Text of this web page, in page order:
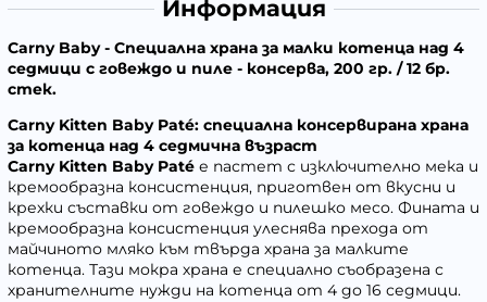
Информация
Carny Baby - Специална храна за малки котенца над 4
седмици с говеждо и пиле - консерва, 200 гр. / 12 бр.
стек.
Carny Kitten Baby Paté: специална консервирана храна
за котенца над 4 седмична възраст
Carny Kitten Baby Paté е пастет с изключително мека и
кремообразна консистенция, приготвен от вкусни и
крехки съставки от говеждо и пилешко месо. Фината и
кремообразна консистенция улеснява прехода от
майчиното мляко към твърда храна за малките
котенца. Тази мокра храна е специално съобразена с
хранителните нужди на котенца от 4 до 16 седмици.